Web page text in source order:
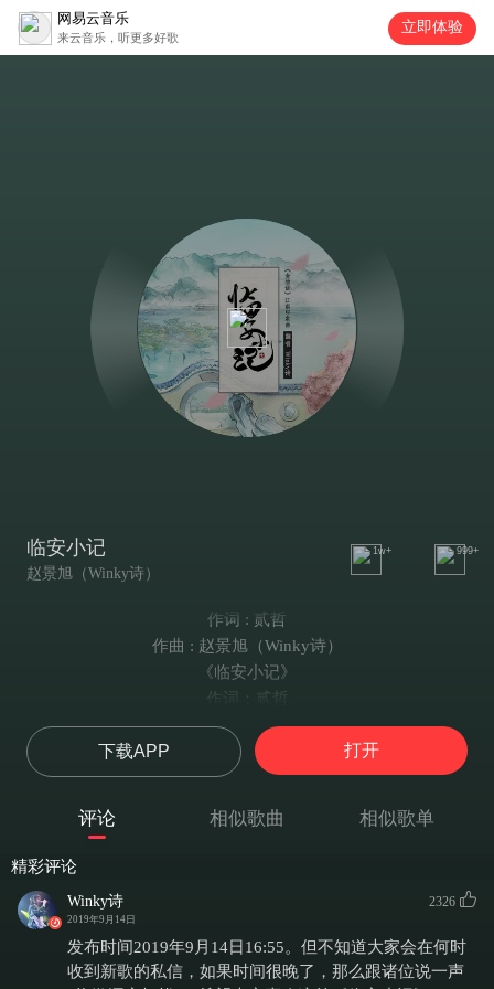
网易云音乐
来云音乐，听更多好歌
立即体验
临安小记
赵景旭（Winky诗）
1w+ 999+
作词 : 贰哲
作曲 : 赵景旭（Winky诗）
《临安小记》
作词：贰哲
原唱：西瓜JUN
作曲/编曲/翻唱：Winky诗
青山温润方知临门雨意
炊烟借片檐瓦白墙挂起
春湖吹皱满怀多情心意
斟开隆冬雪末 不曾停息
下载APP 打开
评论 相似歌曲 相似歌单
精彩评论
Winky诗
2019年9月14日
2326
发布时间2019年9月14日16:55。但不知道大家会在何时
收到新歌的私信，如果时间很晚了，那么跟诸位说一声